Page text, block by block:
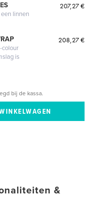
linnen
207,27 €
colour
is
208,27 €
bij de kassa.
&